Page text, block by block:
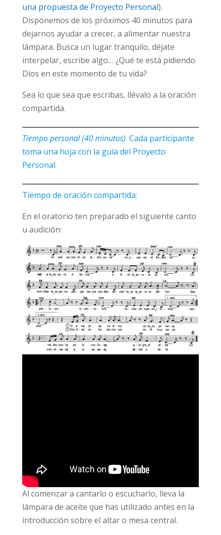
una propuesta de Proyecto Personal).
Disponemos de los próximos 40 minutos para
dejarnos ayudar a crecer, a alimentar nuestra
lámpara. Busca un lugar tranquilo, déjate
interpelar, escribe algo… ¿Qué te está pidiendo
Dios en este momento de tu vida?
Sea lo que sea que escribas, llévalo a la oración
compartida.
Tiempo personal (40 minutos). Cada participante
toma una hoja con la guía del Proyecto
Personal.
Tiempo de oración compartida:
En el oratorio ten preparado el siguiente canto
u audición:
Al comenzar a cantarlo o escucharlo, lleva la
lámpara de aceite que has utilizado antes en la
introducción sobre el altar o mesa central.